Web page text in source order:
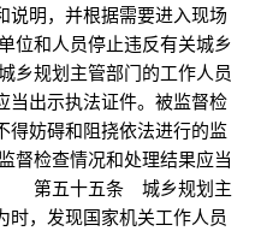
说明，并根据需要进入现场
和人员停止违反有关城乡
规划主管部门的工作人员
当出示执法证件。被监督检
得妨碍和阻挠依法进行的监
检查情况和处理结果应当
第五十五条 城乡规划主
时，发现国家机关工作人员